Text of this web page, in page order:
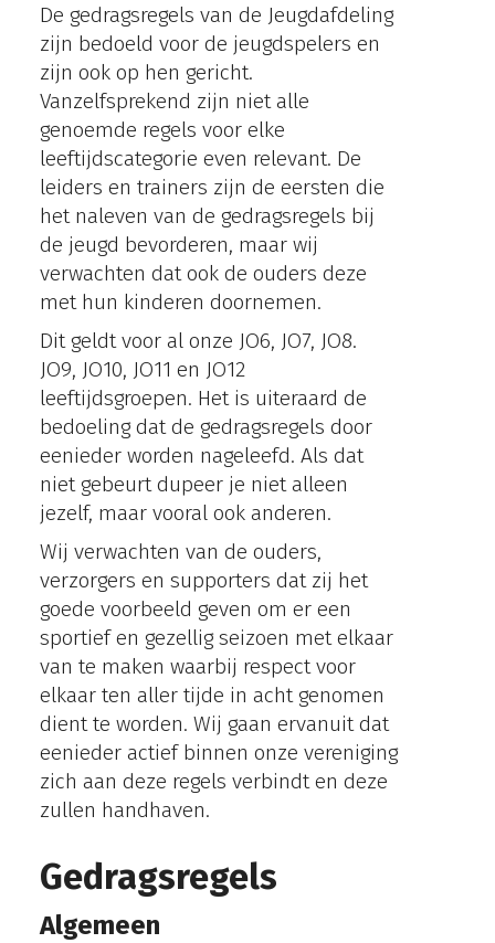
De gedragsregels van de Jeugdafdeling
zijn bedoeld voor de jeugdspelers en
zijn ook op hen gericht.
Vanzelfsprekend zijn niet alle
genoemde regels voor elke
leeftijdscategorie even relevant. De
leiders en trainers zijn de eersten die
het naleven van de gedragsregels bij
de jeugd bevorderen, maar wij
verwachten dat ook de ouders deze
met hun kinderen doornemen.
Dit geldt voor al onze JO6, JO7, JO8.
JO9, JO10, JO11 en JO12
leeftijdsgroepen. Het is uiteraard de
bedoeling dat de gedragsregels door
eenieder worden nageleefd. Als dat
niet gebeurt dupeer je niet alleen
jezelf, maar vooral ook anderen.
Wij verwachten van de ouders,
verzorgers en supporters dat zij het
goede voorbeeld geven om er een
sportief en gezellig seizoen met elkaar
van te maken waarbij respect voor
elkaar ten aller tijde in acht genomen
dient te worden. Wij gaan ervanuit dat
eenieder actief binnen onze vereniging
zich aan deze regels verbindt en deze
zullen handhaven.
Gedragsregels
Algemeen